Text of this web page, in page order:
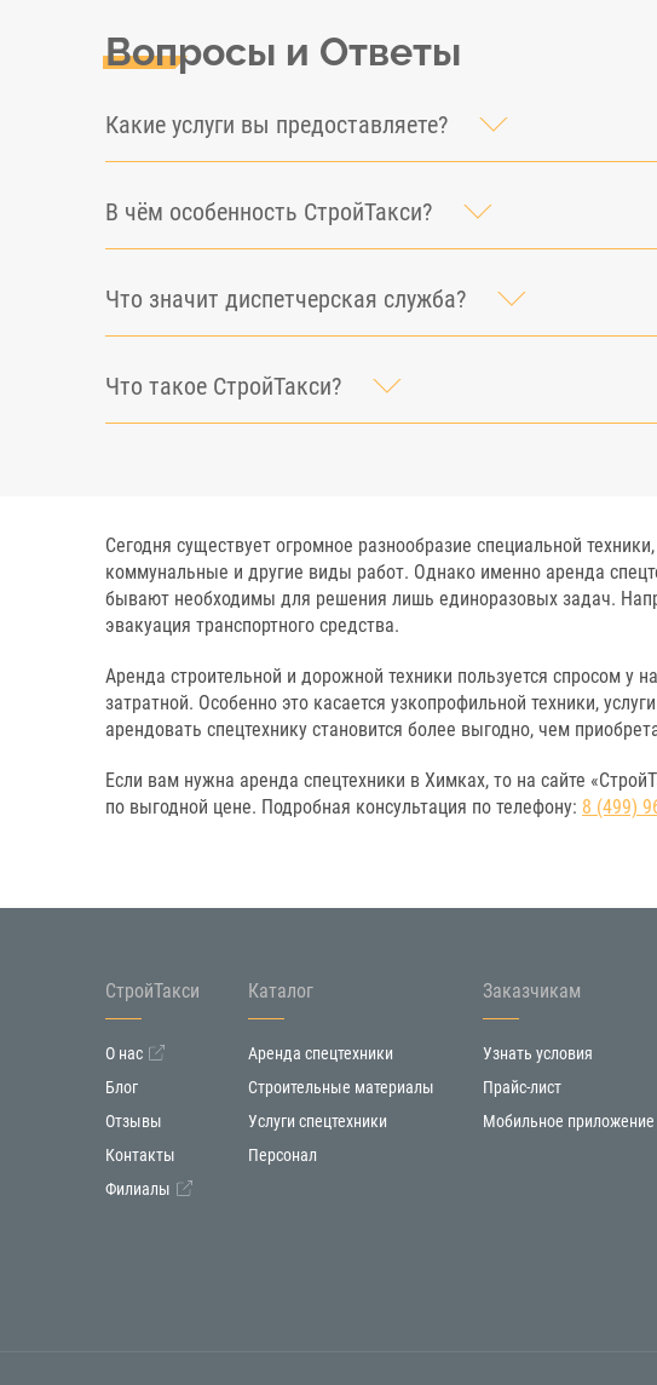
Вопросы и Ответы
Какие услуги вы предоставляете?
В чём особенность СтройТакси?
Что значит диспетчерская служба?
Что такое СтройТакси?
Сегодня существует огромное разнообразие специальной
коммунальные и другие виды работ. Однако именно аренда
бывают необходимы для решения лишь единоразовых задач.
эвакуация транспортного средства.
Аренда строительной и дорожной техники пользуется спросом у
затратной. Особенно это касается узкопрофильной техники,
арендовать спецтехнику становится более выгодно, чем
Если вам нужна аренда спецтехники в Химках, то на сайте
по выгодной цене. Подробная консультация по телефону: 8 (499)
СтройТакси
О нас
Блог
Отзывы
Контакты
Филиалы
Каталог
Аренда спецтехники
Строительные материалы
Услуги спецтехники
Персонал
Заказчикам
Узнать условия
Прайс-лист
Мобильное приложение